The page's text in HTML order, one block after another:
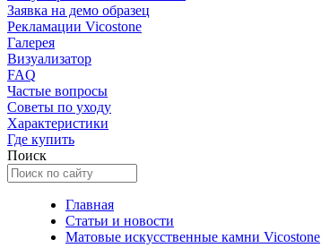
Заявка на демо образец
Рекламации Vicostone
Галерея
Визуализатор
FAQ
Частые вопросы
Советы по уходу
Характеристики
Где купить
Поиск
Главная
Статьи и новости
Матовые искусственные камни Vicostone